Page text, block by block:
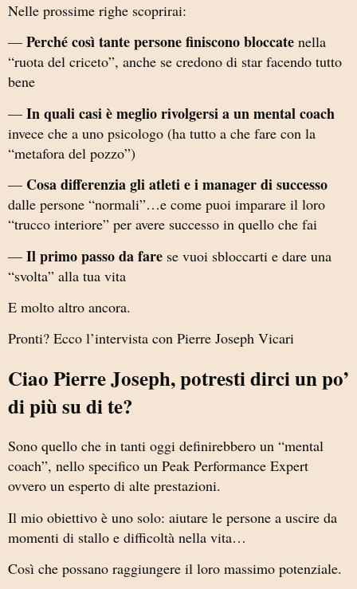
Nelle prossime righe scoprirai:
— Perché così tante persone finiscono bloccate nella
“ruota del criceto”, anche se credono di star facendo tutto
bene
— In quali casi è meglio rivolgersi a un mental coach
invece che a uno psicologo (ha tutto a che fare con la
“metafora del pozzo”)
— Cosa differenzia gli atleti e i manager di successo
dalle persone “normali”…e come puoi imparare il loro
“trucco interiore” per avere successo in quello che fai
— Il primo passo da fare se vuoi sbloccarti e dare una
“svolta” alla tua vita
E molto altro ancora.
Pronti? Ecco l’intervista con Pierre Joseph Vicari
Ciao Pierre Joseph, potresti dirci un po’
di più su di te?
Sono quello che in tanti oggi definirebbero un “mental
coach”, nello specifico un Peak Performance Expert
ovvero un esperto di alte prestazioni.
Il mio obiettivo è uno solo: aiutare le persone a uscire da
momenti di stallo e difficoltà nella vita…
Così che possano raggiungere il loro massimo potenziale.